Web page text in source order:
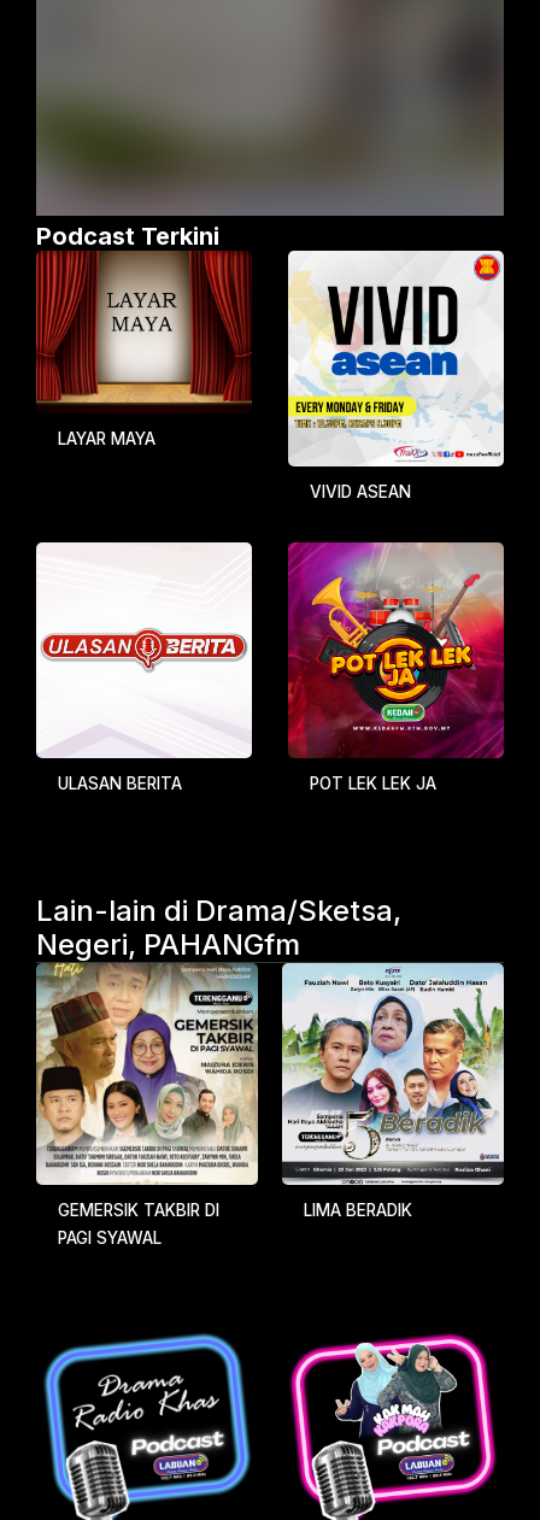
Podcast Terkini
LAYAR MAYA
VIVID ASEAN
ULASAN BERITA POT LEK LEK JA
Lain-lain di Drama/Sketsa,
Negeri, PAHANGfm
GEMERSIK TAKBIR DI
PAGI SYAWAL
LIMA BERADIK